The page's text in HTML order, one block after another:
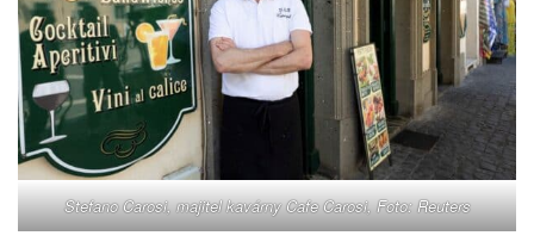
Stefano Carosi, majitel kavárny Cafe Carosi, Foto: Reuters